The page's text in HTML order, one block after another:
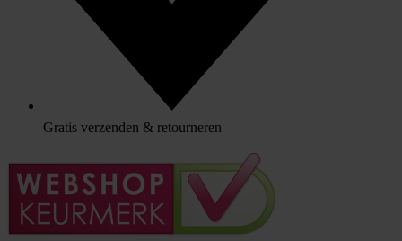
Gratis verzenden & retourneren